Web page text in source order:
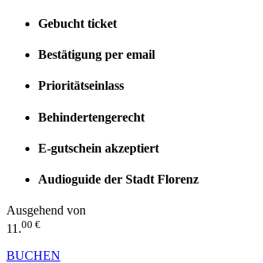
Gebucht ticket
Bestätigung per email
Prioritätseinlass
Behindertengerecht
E-gutschein akzeptiert
Audioguide der Stadt Florenz
Ausgehend von
11.00 €
BUCHEN